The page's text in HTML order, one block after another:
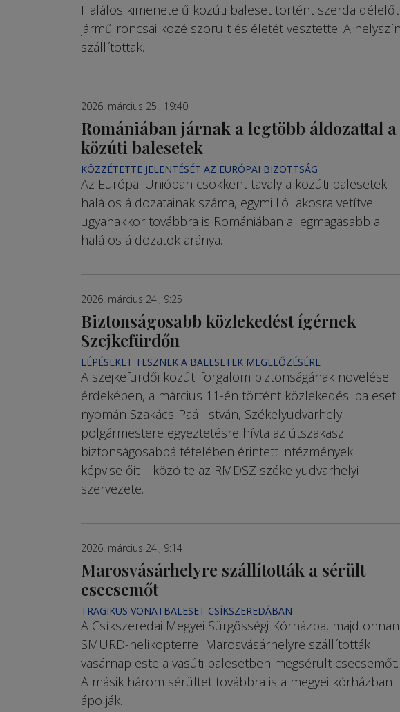
Halálos kimenetelű közúti baleset történt szerda
jármű roncsai közé szorult és életét vesztette. A
szállítottak.
2026. március 25., 19:40
Romániában járnak a legtöbb áldozattal a
közúti balesetek
KÖZZÉTETTE JELENTÉSÉT AZ EURÓPAI BIZOTTSÁG
Az Európai Unióban csökkent tavaly a közúti balesetek
halálos áldozatainak száma, egymillió lakosra vetítve
ugyanakkor továbbra is Romániában a legmagasabb a
halálos áldozatok aránya.
2026. március 24., 9:25
Biztonságosabb közlekedést ígérnek
Szejkefürdőn
LÉPÉSEKET TESZNEK A BALESETEK MEGELŐZÉSÉRE
A szejkefürdői közúti forgalom biztonságának növelése
érdekében, a március 11-én történt közlekedési baleset
nyomán Szakács-Paál István, Székelyudvarhely
polgármestere egyeztetésre hívta az útszakasz
biztonságosabbá tételében érintett intézmények
képviselőit – közölte az RMDSZ székelyudvarhelyi
szervezete.
2026. március 24., 9:14
Marosvásárhelyre szállították a sérült
csecsemőt
TRAGIKUS VONATBALESET CSÍKSZEREDÁBAN
A Csíkszeredai Megyei Sürgősségi Kórházba, majd onnan
SMURD-helikopterrel Marosvásárhelyre szál­­lították
vasárnap este a vasúti balesetben megsérült csecsemőt.
A másik három sérültet továbbra is a megyei kórházban
ápolják.